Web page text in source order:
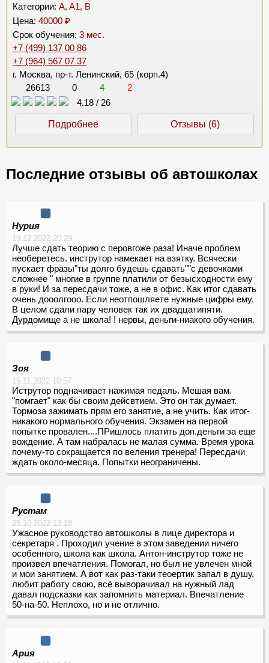
Категории: A, A1, B
Цена: 40000 ₽
Срок обучения: 3 мес.
+7 (499) 137 00 86
+7 (964) 567 07 37
г. Москва, пр-т. Ленинский, 65 (корп.4)
26613
0 4
2
4.18 / 26
Подробнее Отзывы (6)
Последние отзывы об автошколах
Нурия
19.12.2022 20:29
Лучше сдать теорию с перовгоже раза! Иначе проблем
необеретесь. инструтор намекает на взятку. Всячески
пускает фразы"ты долго будешь сдавать""с девочками
сложнее " многие в группе платили от безысходности ему
в руки! И за пересдачи тоже, а не в офис. Как итог сдавать
очень дооолгооо. Если неотпошляете нужные цифры ему.
В целом сдали пару человек так их двадцатипяти.
Дурдомище а не школа! ! нервы, деньги-ниакого обучения.
Зоя
15.11.2022 10:57
Иструтор подначивает нажимая педаль. Мешая вам.
"помгает" как бы своим дейсвтием. Это он так думает.
Тормоза зажимать прям его занятие, а не учить. Как итог-
никакого нормального обучения. Экзамен на первой
попытке провален....ПРишлось платить доп.деньги за еще
вождение. А там набралась не малая сумма. Время урока
почему-то сокращается по веления тренера! Пересдачи
ждать около-месяца. Попытки неограничены.
Рустам
25.10.2022 13:18
Ужасное руководство автошколы в лице директора и
секретаря . Проходил учение в этом заведении ничего
особенного, школа как школа. Антон-инструтор тоже не
произвел впечатления. Помогал, но был не увлечен мной
и мои занятием. А вот как раз-таки теоертик запал в душу,
любит работу свою, всё выворачивал на нужный лад
давал подсказки как запомнить материал. Впечатление
50-на-50. Неплохо, но и не отлично.
Ария